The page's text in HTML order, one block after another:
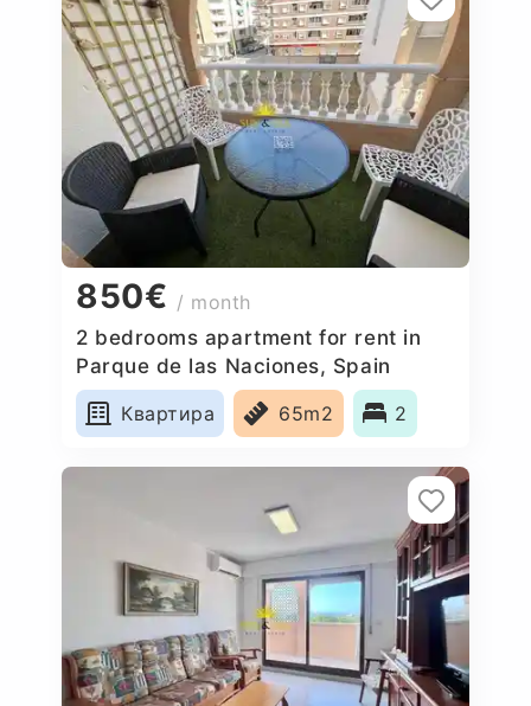
850€ / month
2 bedrooms apartment for rent in
Parque de las Naciones, Spain
Квартира
65m2 2